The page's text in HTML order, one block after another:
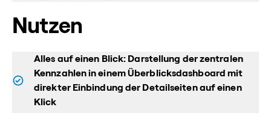
Nutzen
Alles auf einen Blick: Darstellung der zentralen
Kennzahlen in einem Überblicksdashboard mit
direkter Einbindung der Detailseiten auf einen
Klick